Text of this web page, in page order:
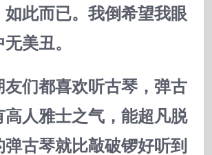
此而已。我倒希望我眼
美丑。
们都喜欢听古琴，弹古
人雅士之气，能超凡脱
古琴就比敲破锣好听到